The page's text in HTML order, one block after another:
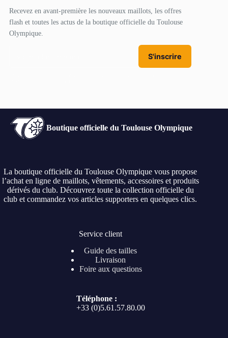
Recevez en avant-première les nouveaux maillots, les offres
flash et toutes les actus de la boutique officielle du Toulouse
Olympique.
S'inscrire
Boutique officielle du Toulouse Olympique
La boutique officielle du Toulouse Olympique vous propose
l’achat en ligne de maillots, vêtements, accessoires et produits
dérivés du club. Découvrez toute la collection officielle du
club et commandez vos articles supporters en quelques clics.
Service client
Guide des tailles
Livraison
Foire aux questions
Téléphone :
+33 (0)5.61.57.80.00